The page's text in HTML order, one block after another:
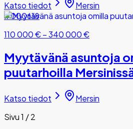
Katso tiedot
Mersin
#000618
110 000 €–340 000 €
Myytävänä asuntoja
puutarhoilla
Katso tiedot
Mersin
Sivu 1 / 2